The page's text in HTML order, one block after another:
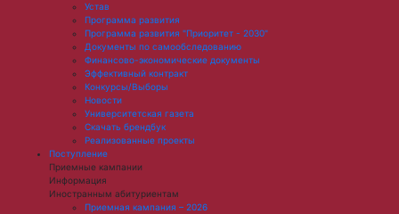
Устав
Программа развития
Программа развития "Приоритет - 2030"
Документы по самообследованию
Финансово-экономические документы
Эффективный контракт
Конкурсы/Выборы
Новости
Университетская газета
Скачать брендбук
Реализованные проекты
Поступление
Приемные кампании
Информация
Иностранным абитуриентам
Приемная кампания – 2026